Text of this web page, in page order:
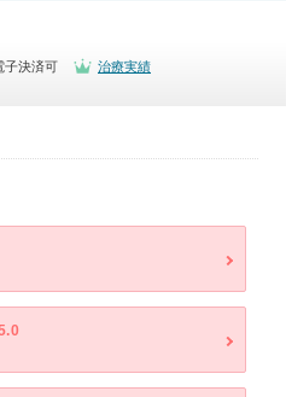
子決済可
治療実績